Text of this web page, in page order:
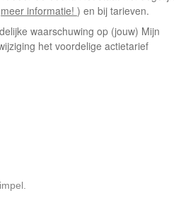
meer informatie! ​​​​​​) en bij tarieven.
waarschuwing op (jouw) Mijn
het voordelige actietarief